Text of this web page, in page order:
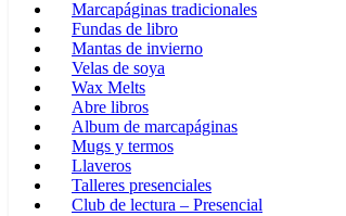
Marcapáginas tradicionales
Fundas de libro
Mantas de invierno
Velas de soya
Wax Melts
Abre libros
Album de marcapáginas
Mugs y termos
Llaveros
Talleres presenciales
Club de lectura – Presencial